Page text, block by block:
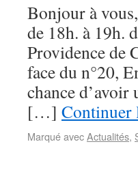
Bonjour à
de 18h. à 19h.
Providence de
face du n°20,
chance d’avoir
[…] Continuer
Marqué avecActualités,